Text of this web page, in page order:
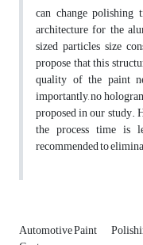
can change polishing
architecture for the
sized particles size
propose that this
quality of the paint
importantly, no
proposed in our study.
the process time is
recommended to
Automotive Paint